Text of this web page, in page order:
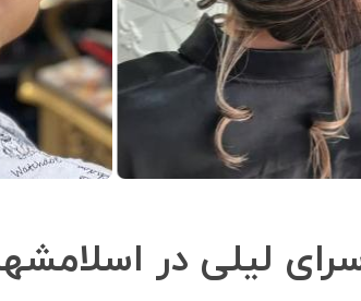
لیلی در